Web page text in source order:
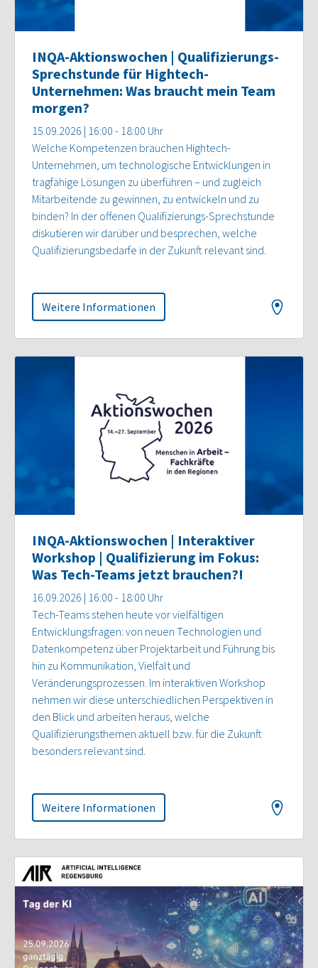
INQA-Aktionswochen | Qualifizierungs-
Sprechstunde für Hightech-
Unternehmen: Was braucht mein Team
morgen?
15.09.2026 | 16:00 - 18:00 Uhr
Welche Kompetenzen brauchen Hightech-
Unternehmen, um technologische Entwicklungen in
tragfähige Lösungen zu überführen – und zugleich
Mitarbeitende zu gewinnen, zu entwickeln und zu
binden? In der offenen Qualifizierungs-Sprechstunde
diskutieren wir darüber und besprechen, welche
Qualifizierungsbedarfe in der Zukunft relevant sind.
Weitere Informationen
INQA-Aktionswochen | Interaktiver
Workshop | Qualifizierung im Fokus:
Was Tech-Teams jetzt brauchen?!
16.09.2026 | 16:00 - 18:00 Uhr
Tech-Teams stehen heute vor vielfältigen
Entwicklungsfragen: von neuen Technologien und
Datenkompetenz über Projektarbeit und Führung bis
hin zu Kommunikation, Vielfalt und
Veränderungsprozessen. Im interaktiven Workshop
nehmen wir diese unterschiedlichen Perspektiven in
den Blick und arbeiten heraus, welche
Qualifizierungsthemen aktuell bzw. für die Zukunft
besonders relevant sind.
Weitere Informationen